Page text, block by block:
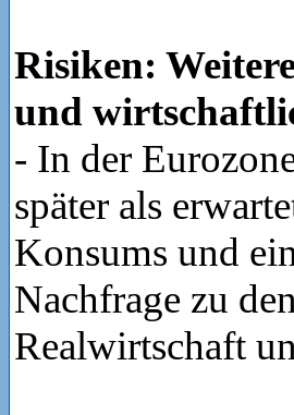
Risiken:
und
- In der
später als
Konsums und
Nachfrage zu
Realwirtschaft